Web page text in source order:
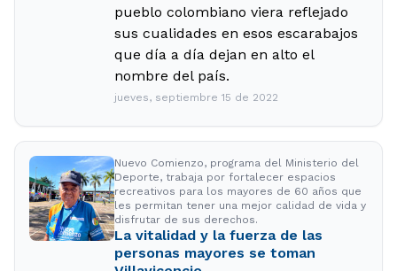
pueblo colombiano viera reflejado
sus cualidades en esos escarabajos
que día a día dejan en alto el
nombre del país.
jueves, septiembre 15 de 2022
Nuevo Comienzo, programa del Ministerio del
Deporte, trabaja por fortalecer espacios
recreativos para los mayores de 60 años que
les permitan tener una mejor calidad de vida y
disfrutar de sus derechos.
La vitalidad y la fuerza de las
personas mayores se toman